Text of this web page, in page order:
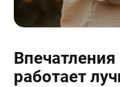
работает